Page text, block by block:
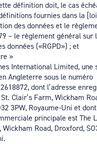
définition doit, le cas
fournies dans la
des données et le
– le règlement général sur
données («RGPD») ; et
»
International Limited, une
Angleterre sous le numéro
dont l’adresse
Clair’s Farm, Wickham
3PW, Royaume-Uni et dont
principale est The
Wickham Road, Droxford,